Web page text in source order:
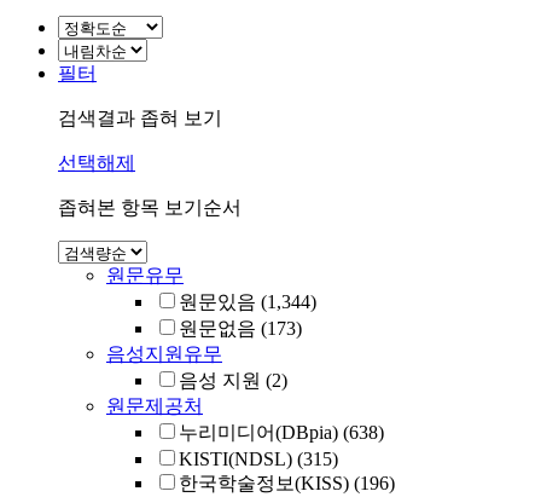
필터
검색결과 좁혀 보기
선택해제
좁혀본 항목 보기순서
원문유무
원문있음 (1,344)
원문없음 (173)
음성지원유무
음성 지원 (2)
원문제공처
누리미디어(DBpia) (638)
KISTI(NDSL) (315)
한국학술정보(KISS) (196)